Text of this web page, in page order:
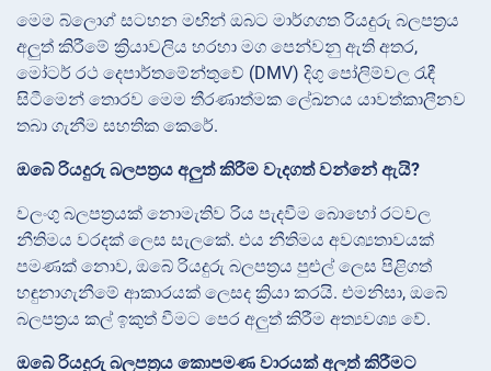
මෙම බ්ලොග් සටහන මඟින් ඔබට මාර්ගගත රියදුරු බලපත්‍රය
අලුත් කිරීමේ ක්‍රියාවලිය හරහා මග පෙන්වනු ඇති අතර,
මෝටර් රථ දෙපාර්තමේන්තුවේ (DMV) දිගු පෝලිම්වල රැඳී
සිටීමෙන් තොරව මෙම තීරණාත්මක ලේඛනය යාවත්කාලීනව
තබා ගැනීම සහතික කෙරේ.
ඔබේ රියදුරු බලපත්‍රය අලුත් කිරීම වැදගත් වන්නේ ඇයි?
වලංගු බලපත්‍රයක් නොමැතිව රිය පැදවීම බොහෝ රටවල
නීතිමය වරදක් ලෙස සැලකේ. එය නීතිමය අවශ්‍යතාවයක්
පමණක් නොව, ඔබේ රියදුරු බලපත්‍රය පුළුල් ලෙස පිළිගත්
හඳුනාගැනීමේ ආකාරයක් ලෙසද ක්‍රියා කරයි. එමනිසා, ඔබේ
බලපත්‍රය කල් ඉකුත් වීමට පෙර අලුත් කිරීම අත්‍යවශ්‍ය වේ.
ඔබේ රියදුරු බලපත්‍රය කොපමණ වාරයක් අලුත් කිරීමට